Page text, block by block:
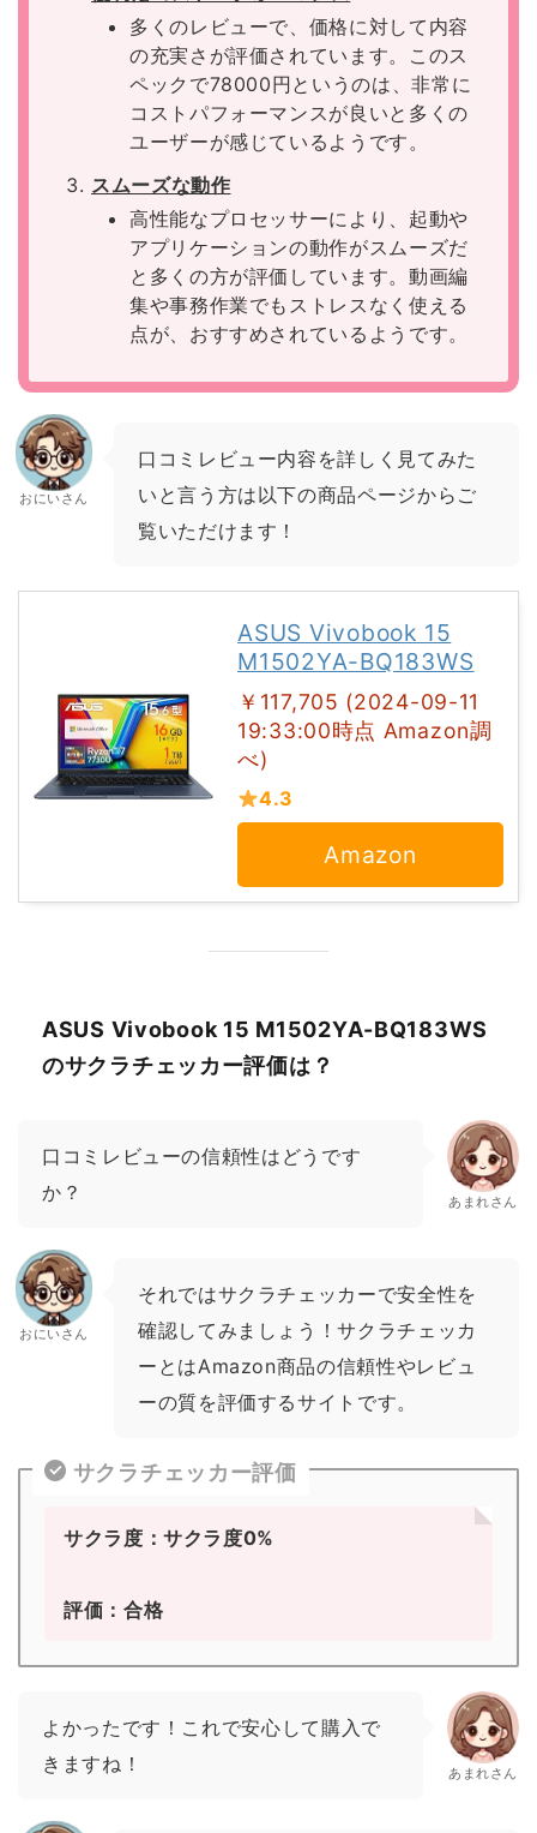
多くのレビューで、価格に対して内容
の充実さが評価されています。このス
ペックで78000円というのは、非常に
コストパフォーマンスが良いと多くの
ユーザーが感じているようです。
スムーズな動作
高性能なプロセッサーにより、起動や
アプリケーションの動作がスムーズだ
と多くの方が評価しています。動画編
集や事務作業でもストレスなく使える
点が、おすすめされているようです。
おにいさん
口コミレビュー内容を詳しく見てみた
いと言う方は以下の商品ページからご
覧いただけます！
ASUS Vivobook 15
M1502YA-BQ183WS
￥117,705 (2024-09-11
19:33:00時点 Amazon調
べ)
4.3
Amazon
ASUS Vivobook 15 M1502YA-BQ183WS
のサクラチェッカー評価は？
口コミレビューの信頼性はどうです
か？
あまれさん
おにいさん
それではサクラチェッカーで安全性を
確認してみましょう！サクラチェッカ
ーとはAmazon商品の信頼性やレビュ
ーの質を評価するサイトです。
サクラチェッカー評価
サクラ度：サクラ度0%
評価：合格
よかったです！これで安心して購入で
きますね！
あまれさん